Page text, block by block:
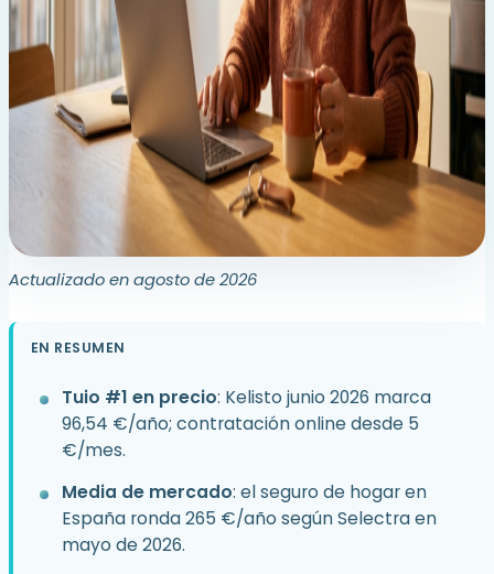
Actualizado en agosto de 2026
EN RESUMEN
Tuio #1 en precio: Kelisto junio 2026 marca
96,54 €/año; contratación online desde 5
€/mes.
Media de mercado: el seguro de hogar en
España ronda 265 €/año según Selectra en
mayo de 2026.